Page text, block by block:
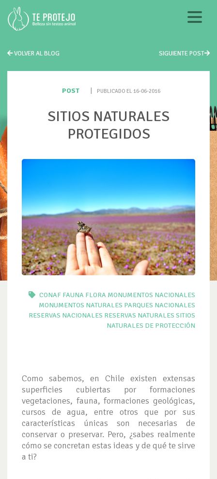
VOLVER AL BLOG SIGUIENTE POST
POST PUBLICADO EL 16-06-2016
SITIOS NATURALES
PROTEGIDOS
CONAF FAUNA FLORA MONUMENTOS NACIONALES
MONUMENTOS NATURALES PARQUES NACIONALES
RESERVAS NACIONALES RESERVAS NATURALES SITIOS
NATURALES DE PROTECCIÓN
Como sabemos, en Chile existen extensas
superficies cubiertas por formaciones
vegetaciones, fauna, formaciones geológicas,
cursos de agua, entre otros que por sus
características únicas son necesarias de
conservar o preservar. Pero, ¿sabes realmente
cómo se concretan estas ideas y de qué te sirve
a ti?